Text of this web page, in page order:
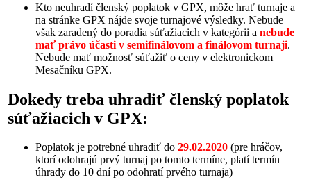
Kto neuhradí členský poplatok v GPX, môže hrať turnaje a
na stránke GPX nájde svoje turnajové výsledky. Nebude
však zaradený do poradia súťažiacich v kategórii a nebude
mať právo účasti v semifinálovom a finálovom turnaji.
Nebude mať možnosť súťažiť o ceny v elektronickom
Mesačníku GPX.
Dokedy treba uhradiť členský poplatok
súťažiacich v GPX:
Poplatok je potrebné uhradiť do 29.02.2020 (pre hráčov,
ktorí odohrajú prvý turnaj po tomto termíne, platí termín
úhrady do 10 dní po odohratí prvého turnaja)